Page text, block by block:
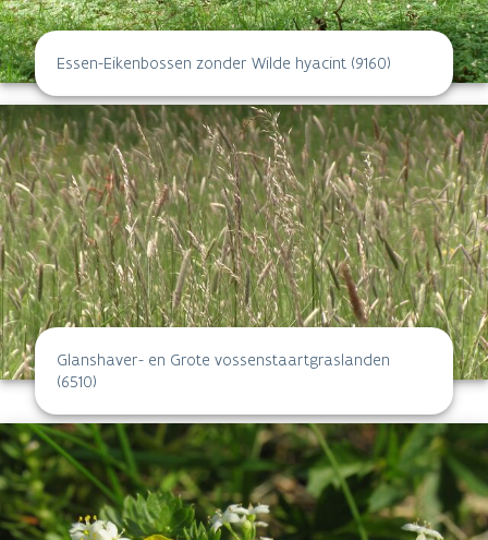
Essen-Eikenbossen zonder Wilde hyacint (9160)
Glanshaver- en Grote vossenstaartgraslanden
(6510)